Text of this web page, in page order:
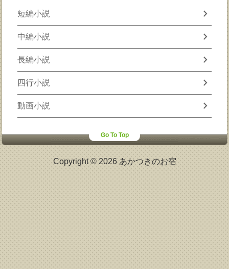
短編小説 chevron_right
中編小説 chevron_right
長編小説 chevron_right
四行小説 chevron_right
動画小説 chevron_right
Go To Top
Copyright © 2026 あかつきのお宿